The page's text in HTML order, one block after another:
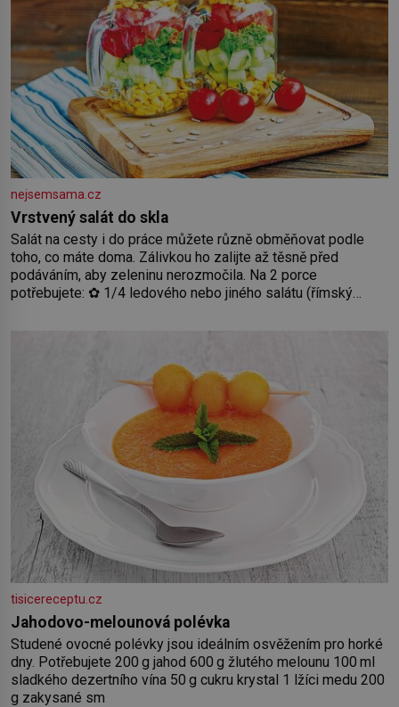
nejsemsama.cz
Vrstvený salát do skla
Salát na cesty i do práce můžete různě obměňovat podle
toho, co máte doma. Zálivkou ho zalijte až těsně před
podáváním, aby zeleninu nerozmočila. Na 2 porce
potřebujete: ✿ 1/4 ledového nebo jiného salátu (římský
2 rajčata Zálivka: ✿ 4 lžíce olivového oleje ✿ 1 lžíci citronové
tisicereceptu.cz
Jahodovo-melounová polévka
Studené ovocné polévky jsou ideálním osvěžením pro horké
dny. Potřebujete 200 g jahod 600 g žlutého melounu 100 ml
sladkého dezertního vína 50 g cukru krystal 1 lžíci medu 200
g zakysané sm